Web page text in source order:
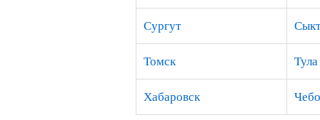
Сургут
Томск Тула
Хабаровск